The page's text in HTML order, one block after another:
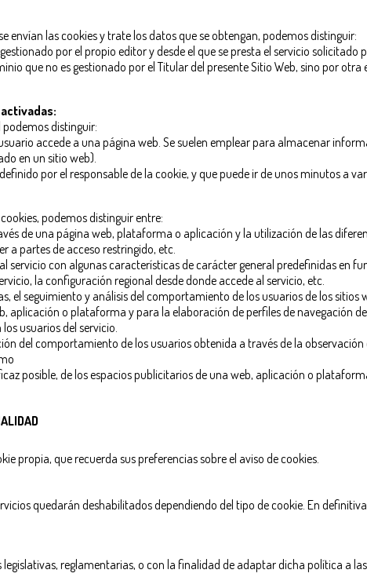
envían las cookies y trate los datos que se obtengan, podemos distinguir:
por el propio editor y desde el que se presta el servicio solicitado
que no es gestionado por el Titular del presente Sitio Web, sino por
distinguir:
accede a una página web. Se suelen emplear para almacenar
en un sitio web).
por el responsable de la cookie, y que puede ir de unos minutos a
podemos distinguir entre:
de una página web, plataforma o aplicación y la utilización de las
a partes de acceso restringido, etc.
servicio con algunas características de carácter general predefinidas en
la configuración regional desde donde accede al servicio, etc.
el seguimiento y análisis del comportamiento de los usuarios de los
aplicación o plataforma y para la elaboración de perfiles de navegación
usuarios del servicio.
del comportamiento de los usuarios obtenida a través de la
posible, de los espacios publicitarios de una web, aplicación o
propia, que recuerda sus preferencias sobre el aviso de cookies.
quedarán deshabilitados dependiendo del tipo de cookie. En
reglamentarias, o con la finalidad de adaptar dicha política a